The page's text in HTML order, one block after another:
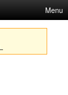
Menu